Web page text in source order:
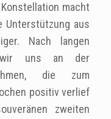
macht
Unterstützung aus
Nach langen
wir uns an der
die zum
positiv verlief
zweiten